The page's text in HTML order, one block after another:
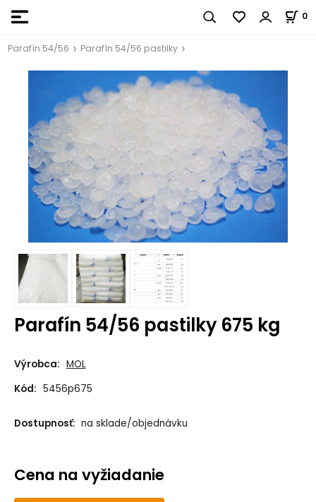
0
Parafín 54/56 Parafín 54/56 pastilky
Parafín 54/56 pastilky 675 kg
Výrobca: MOL
Kód: 5456p675
Dostupnosť: na sklade/objednávku
Cena na vyžiadanie